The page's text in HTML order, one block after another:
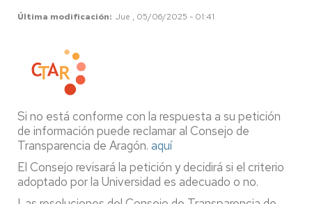
Última modificación Jue , 05/06/2025 - 01:41
Si no está conforme con la respuesta a su petición
de información puede reclamar al Consejo de
Transparencia de Aragón. aquí
El Consejo revisará la petición y decidirá si el criterio
adoptado por la Universidad es adecuado o no.